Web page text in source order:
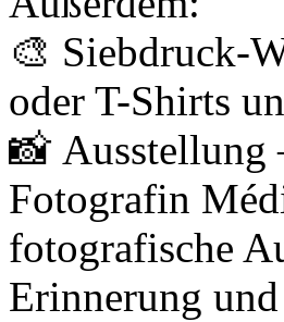
🎨 Siebdruck-
oder T-Shirts
📸 Ausstellung
Fotografin
fotografische
Erinnerung